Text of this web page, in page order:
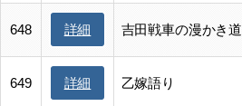
648 詳細 吉田戦車の漫かき道
649 詳細 乙嫁語り